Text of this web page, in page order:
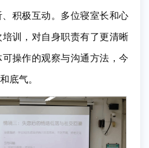
积极互动。多位寝室长和心
训，对自身职责有了更清晰
操作的观察与沟通方法，今
底气。